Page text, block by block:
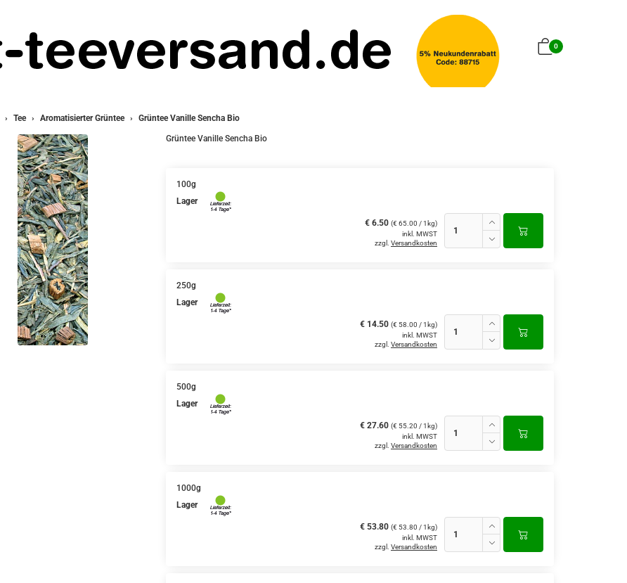
0
Tee Aromatisierter Grüntee Grüntee Vanille Sencha Bio
Grüntee Vanille Sencha Bio
100g
Lager
€ 6.50 (€ 65.00 / 1kg)
inkl. MWST
zzgl. Versandkosten
250g
Lager
€ 14.50 (€ 58.00 / 1kg)
inkl. MWST
zzgl. Versandkosten
500g
Lager
€ 27.60 (€ 55.20 / 1kg)
inkl. MWST
zzgl. Versandkosten
1000g
Lager
€ 53.80 (€ 53.80 / 1kg)
inkl. MWST
zzgl. Versandkosten